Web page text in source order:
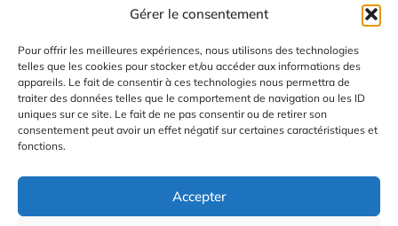
Gérer le consentement
Pour offrir les meilleures expériences, nous utilisons des technologies
telles que les cookies pour stocker et/ou accéder aux informations des
appareils. Le fait de consentir à ces technologies nous permettra de
traiter des données telles que le comportement de navigation ou les ID
uniques sur ce site. Le fait de ne pas consentir ou de retirer son
consentement peut avoir un effet négatif sur certaines caractéristiques et
fonctions.
Accepter
Mentions Légales
Plan du site
Gestion des Cookies